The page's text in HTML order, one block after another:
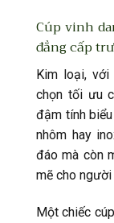
Cúp vinh
đẳng cấp
Kim loại,
chọn tối ưu
đậm tính
nhôm hay
đáo mà còn
mẽ cho người
Một chiếc